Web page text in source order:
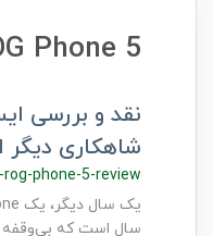
Phone 5
شاهکاری
phone-5-review
سال است که بی‌وقفه